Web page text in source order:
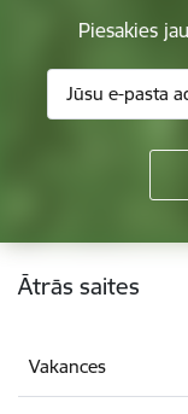
Piesakies
Kājene
Ātrās saites
Vakances